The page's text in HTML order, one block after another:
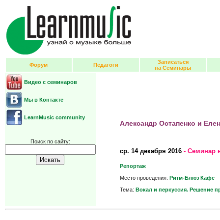
Форум Педагоги
Записаться
на Семинары
Видео с семинаров
Мы в Контакте
LearnMusic community
Поиск по сайту:
Александр Остапенко и
ср. 14 декабря 2016 - Семинар
Репортаж
Место проведения:Ритм-Блюз Кафе
Тема:Вокал и перкуссия. Решение